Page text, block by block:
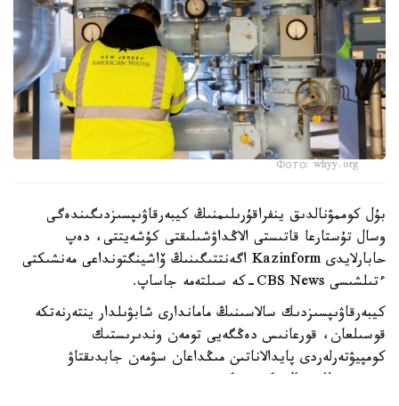
Фото: whyy.org
بۇل كوممۋنالدىق ينفراقۇرىلىمنىڭ كيبەرقاۋىپسىزدىگىندەگى
وسال تۇستارعا قاتىستى الاڭداۋشىلىقتى كۇشەيتتى، دەپ
حابارلايدى Kazinform اگەنتتىگىنىڭ ۆاشينگتونداعى مەنشىكتى
ءتىلشىسى CBS News-كە سىلتەمە جاساپ.
كيبەرقاۋىپسىزدىك سالاسىنىڭ ماماندارى شابۋىلدار ينتەرنەتكە
قوسىلعان، قورعانىس دەڭگەيى تومەن وندىرىستىك
كومپيۋتەرلەردى پايدالاناتىن مىڭداعان سۋمەن جابدىقتاۋ